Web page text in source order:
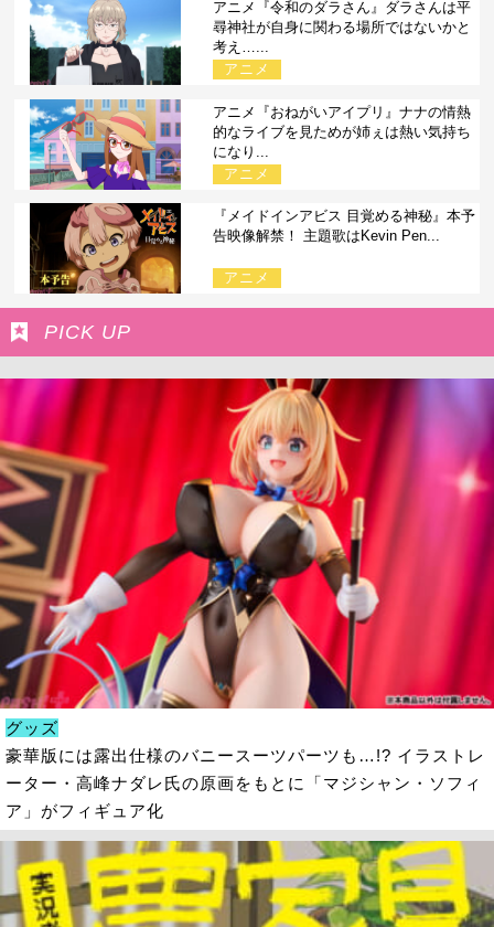
アニメ『令和のダラさん』ダラさんは平
尋神社が自身に関わる場所ではないかと
考え…...
アニメ
アニメ『おねがいアイプリ』ナナの情熱
的なライブを見ためが姉ぇは熱い気持ち
になり...
アニメ
『メイドインアビス 目覚める神秘』本予
告映像解禁！ 主題歌はKevin Pen...
アニメ
PICK UP
グッズ
豪華版には露出仕様のバニースーツパーツも…!? イラストレ
ーター・高峰ナダレ氏の原画をもとに「マジシャン・ソフィ
ア」がフィギュア化